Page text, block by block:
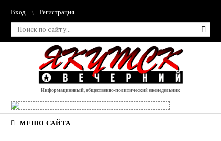
Вход Регистрация
Информационный, общественно-политический еженедельник
МЕНЮ САЙТА